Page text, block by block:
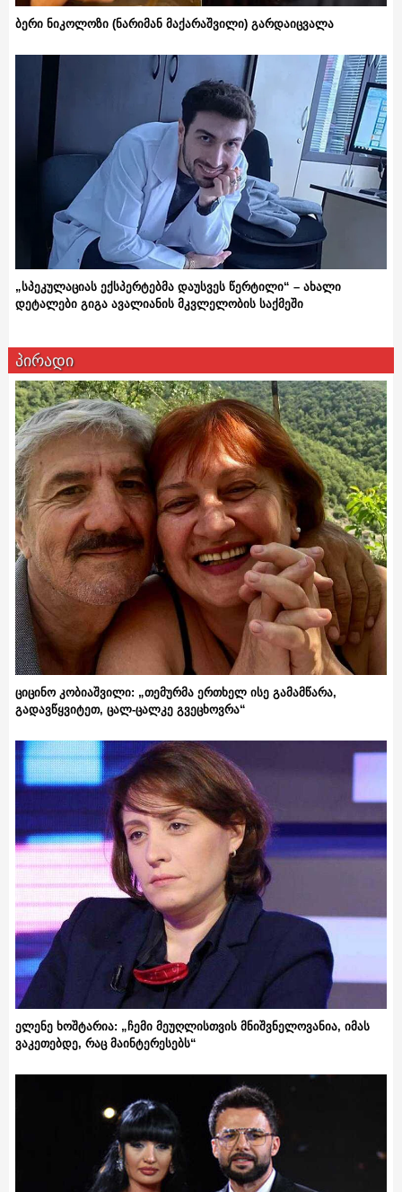
ბერი ნიკოლოზი (ნარიმან მაქარაშვილი) გარდაიცვალა
„სპეკულაციას ექსპერტებმა დაუსვეს წერტილი“ – ახალი
დეტალები გიგა ავალიანის მკვლელობის საქმეში
პირადი
ციცინო კობიაშვილი: „თემურმა ერთხელ ისე გამამწარა,
გადავწყვიტეთ, ცალ-ცალკე გვეცხოვრა“
ელენე ხოშტარია: „ჩემი მეუღლისთვის მნიშვნელოვანია, იმას
ვაკეთებდე, რაც მაინტერესებს“